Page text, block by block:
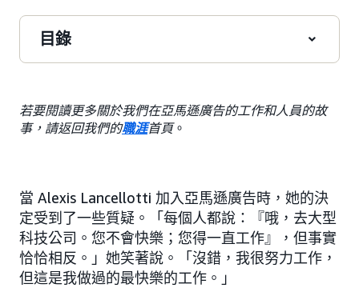
目錄
若要閱讀更多關於我們在亞馬遜廣告的工作和人員的故
事，請返回我們的職涯首頁。
當 Alexis Lancellotti 加入亞馬遜廣告時，她的決
定受到了一些質疑。「每個人都說：『哦，去大型
科技公司。您不會快樂；您得一直工作』，但事實
恰恰相反。」她笑著說。「沒錯，我很努力工作，
但這是我做過的最快樂的工作。」